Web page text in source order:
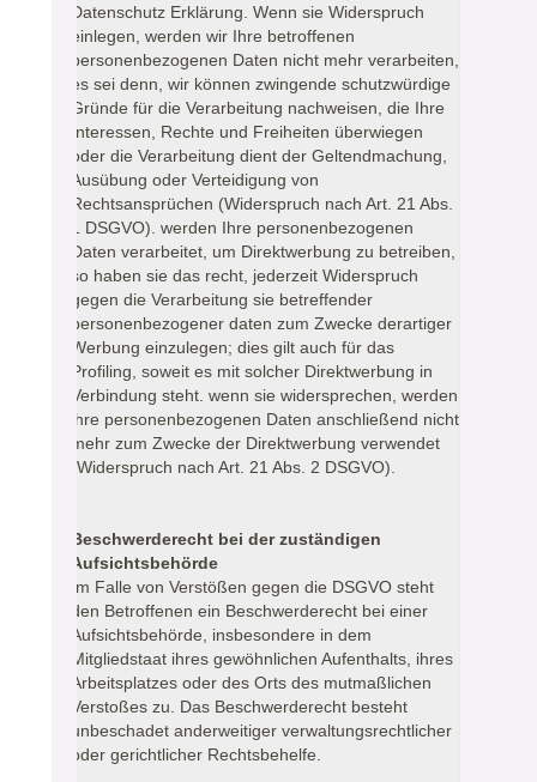
Datenschutz Erklärung. Wenn sie Widerspruch
einlegen, werden wir Ihre betroffenen
personenbezogenen Daten nicht mehr verarbeiten,
es sei denn, wir können zwingende schutzwürdige
Gründe für die Verarbeitung nachweisen, die Ihre
Interessen, Rechte und Freiheiten überwiegen
oder die Verarbeitung dient der Geltendmachung,
Ausübung oder Verteidigung von
Rechtsansprüchen (Widerspruch nach Art. 21 Abs.
1 DSGVO). werden Ihre personenbezogenen
Daten verarbeitet, um Direktwerbung zu betreiben,
so haben sie das recht, jederzeit Widerspruch
gegen die Verarbeitung sie betreffender
personenbezogener daten zum Zwecke derartiger
Werbung einzulegen; dies gilt auch für das
Profiling, soweit es mit solcher Direktwerbung in
Verbindung steht. wenn sie widersprechen, werden
ihre personenbezogenen Daten anschließend nicht
mehr zum Zwecke der Direktwerbung verwendet
(Widerspruch nach Art. 21 Abs. 2 DSGVO).
Beschwerderecht bei der zuständigen
Aufsichtsbehörde
Im Falle von Verstößen gegen die DSGVO steht
den Betroffenen ein Beschwerderecht bei einer
Aufsichtsbehörde, insbesondere in dem
Mitgliedstaat ihres gewöhnlichen Aufenthalts, ihres
Arbeitsplatzes oder des Orts des mutmaßlichen
Verstoßes zu. Das Beschwerderecht besteht
unbeschadet anderweitiger verwaltungsrechtlicher
oder gerichtlicher Rechtsbehelfe.